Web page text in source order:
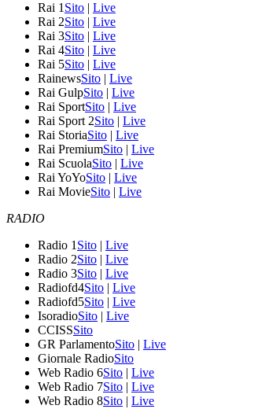
Rai 1 Sito | Live
Rai 2Sito | Live
Rai 3Sito | Live
Rai 4Sito | Live
Rai 5Sito | Live
RainewsSito | Live
Rai GulpSito | Live
Rai SportSito | Live
Rai Sport 2Sito | Live
Rai StoriaSito | Live
Rai PremiumSito | Live
Rai ScuolaSito | Live
Rai YoYoSito | Live
Rai MovieSito | Live
RADIO
Radio 1 Sito | Live
Radio 2Sito | Live
Radio 3Sito | Live
Radiofd4Sito | Live
Radiofd5Sito | Live
IsoradioSito | Live
CCISSSito
GR ParlamentoSito | Live
Giornale RadioSito
Web Radio 6Sito | Live
Web Radio 7Sito | Live
Web Radio 8Sito | Live